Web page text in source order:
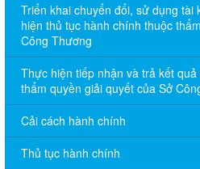
Triển khai chuyển đổi, sử dụng tài
hiện thủ tục hành chính thuộc
Công Thương
Thực hiện tiếp nhận và trả kết
thẩm quyền giải quyết của Sở
Cải cách hành chính
Thủ tục hành chính